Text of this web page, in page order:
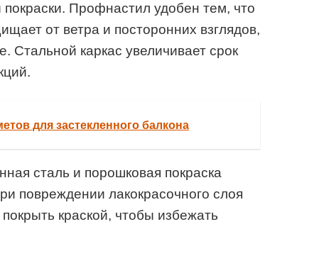
Профнастил удобен тем, что
от ветра и посторонних взглядов,
Стальной каркас увеличивает срок
для застекленного балкона
сталь и порошковая покраска
повреждении лакокрасочного слоя
краской, чтобы избежать